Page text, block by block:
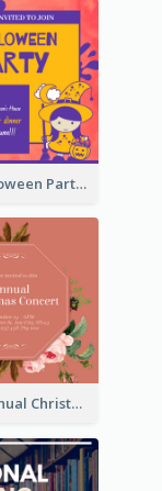
Kids Halloween Party Invitation
Floral Annual Christmas Concert Invitation